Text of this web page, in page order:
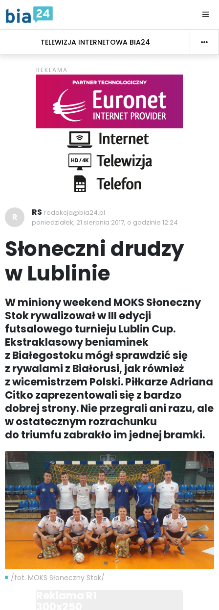
TELEWIZJA INTERNETOWA BIA24
R RS redakcja@bia24.pl
poniedziałek, 21 sierpnia 2017, o godzinie 12:24
Słoneczni drudzy
w Lublinie
W miniony weekend MOKS Słoneczny
Stok rywalizował w III edycji
futsalowego turnieju Lublin Cup.
Ekstraklasowy beniaminek
z Białegostoku mógł sprawdzić się
z rywalami z Białorusi, jak również
z wicemistrzem Polski. Piłkarze Adriana
Citko zaprezentowali się z bardzo
dobrej strony. Nie przegrali ani razu, ale
w ostatecznym rozrachunku
do triumfu zabrakło im jednej bramki.
/fot. MOKS Słoneczny Stok/